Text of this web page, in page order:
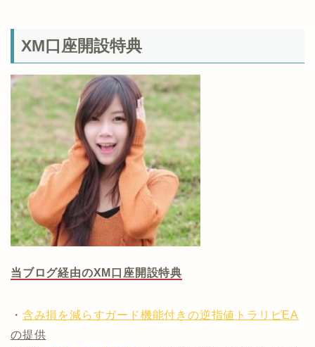
XM口座開設特典
当ブログ経由のXM口座開設特典
・ 含み損を減らすガード機能付きの逆指値トラリピEA
の提供